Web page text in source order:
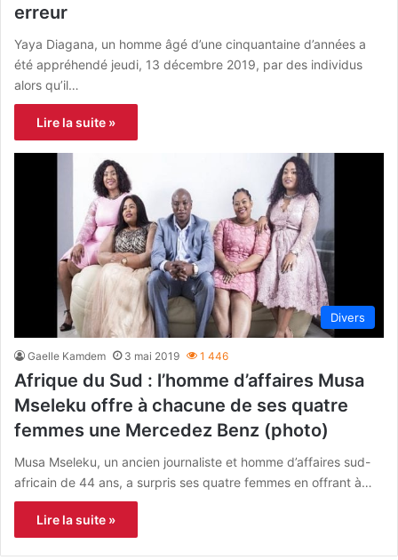
erreur
Yaya Diagana, un homme âgé d’une cinquantaine d’années a
été appréhendé jeudi, 13 décembre 2019, par des individus
alors qu’il…
Lire la suite »
Divers
Gaelle Kamdem 3 mai 2019 1 446
Afrique du Sud : l’homme d’affaires Musa
Mseleku offre à chacune de ses quatre
femmes une Mercedez Benz (photo)
Musa Mseleku, un ancien journaliste et homme d’affaires sud-
africain de 44 ans, a surpris ses quatre femmes en offrant à…
Lire la suite »